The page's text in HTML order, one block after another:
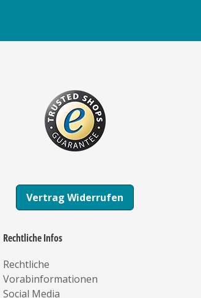
Vertrag Widerrufen
Rechtliche Infos
Rechtliche
Vorabinformationen
Social Media